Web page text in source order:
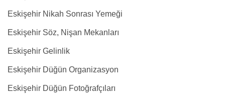
Eskişehir Nikah Sonrası Yemeği
Eskişehir Söz, Nişan Mekanları
Eskişehir Gelinlik
Eskişehir Düğün Organizasyon
Eskişehir Düğün Fotoğrafçıları